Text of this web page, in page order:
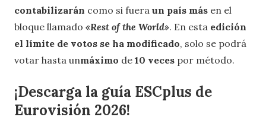
contabilizarán como si fuera un país más en el
bloque llamado «Rest of the World». En esta edición
el límite de votos se ha modificado, solo se podrá
votar hasta unmáximo de 10 veces por método.
¡Descarga la guía ESCplus de
Eurovisión 2026!